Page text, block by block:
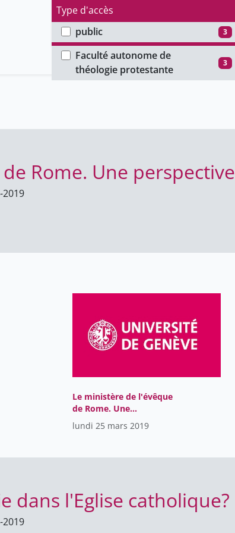
Type d'accès
public
3
Faculté
Faculté autonome de
théologie protestante
3
Rome. Une
2019
Le ministère de l'évêque
de Rome. Une
perspective
oecuménique
lundi 25 mars 2019
dans l'Eglise catholique?
2019